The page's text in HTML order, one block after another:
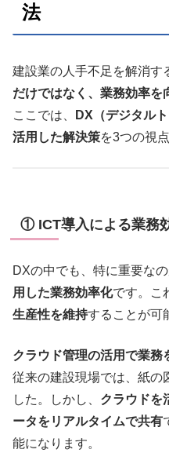
法
建設業の人手不足を解消す
だけではなく、業務効率を
ここでは、
DX（デジタル
活用した解決策を3つの視
① ICT導入による業務
DXの中でも、特に重要な
用した業務効率化です。こ
生産性を維持することが可
クラウド管理の活用で業務
従来の建設現場では、紙の
した。しかし、 クラウドを
ータをリアルタイムで共有
能になります。